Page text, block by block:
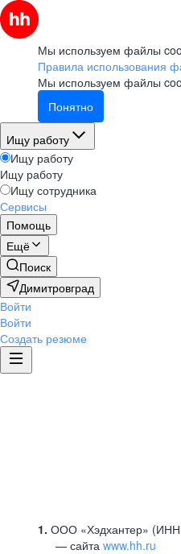
Мы используем файлы
Правила использования
Мы используем файлы
Понятно
Ищу работу
Ищу работу
Ищу работу
Ищу сотрудника
Сервисы
Помощь
Ещё
Поиск
Димитровград
Войти
Войти
Создать резюме
1. ООО «Хэдхантер» (ИНН
сайта www.hh.ru